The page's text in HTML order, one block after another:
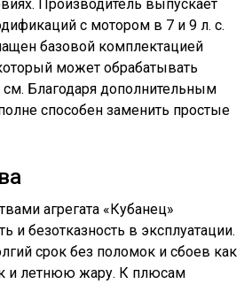
Производитель выпускает
с мотором в 7 и 9 л. с.
базовой комплектацией
может обрабатывать
см. Благодаря дополнительным
способен заменить простые
агрегата «Кубанец»
и безотказность в эксплуатации.
срок без поломок и сбоев как
и летнюю жару. К плюсам